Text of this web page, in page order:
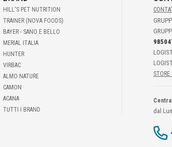
HILL'S PET NUTRITION
TRAINER (NOVA FOODS)
BAYER - SANO E BELLO
MERIAL ITALIA
HUNTER
VIRBAC
ALMO NATURE
CAMON
ACANA
TUTTI I BRAND
STORE
dal